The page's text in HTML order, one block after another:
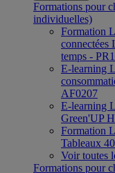
Formations pour
individuelles)
Formation
connectées
temps -
E-learning
AF0207
E-learning
Green'UP
Formation
Tableaux
Voir toutes
Formations pour